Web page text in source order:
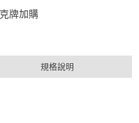
牌加購
規格說明